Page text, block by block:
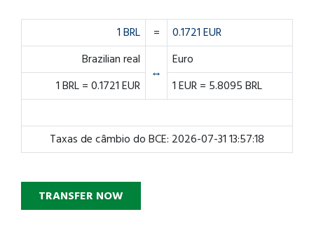
1 BRL =
0.1721 EUR
Brazilian real
↔
Euro
1 BRL = 0.1721 EUR
1 EUR = 5.8095 BRL
Taxas de câmbio do BCE: 2026-07-31 13:57:18
TRANSFER NOW